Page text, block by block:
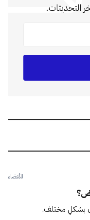
التحديثات.
للأعضاء
بشكلٍ مختلف.